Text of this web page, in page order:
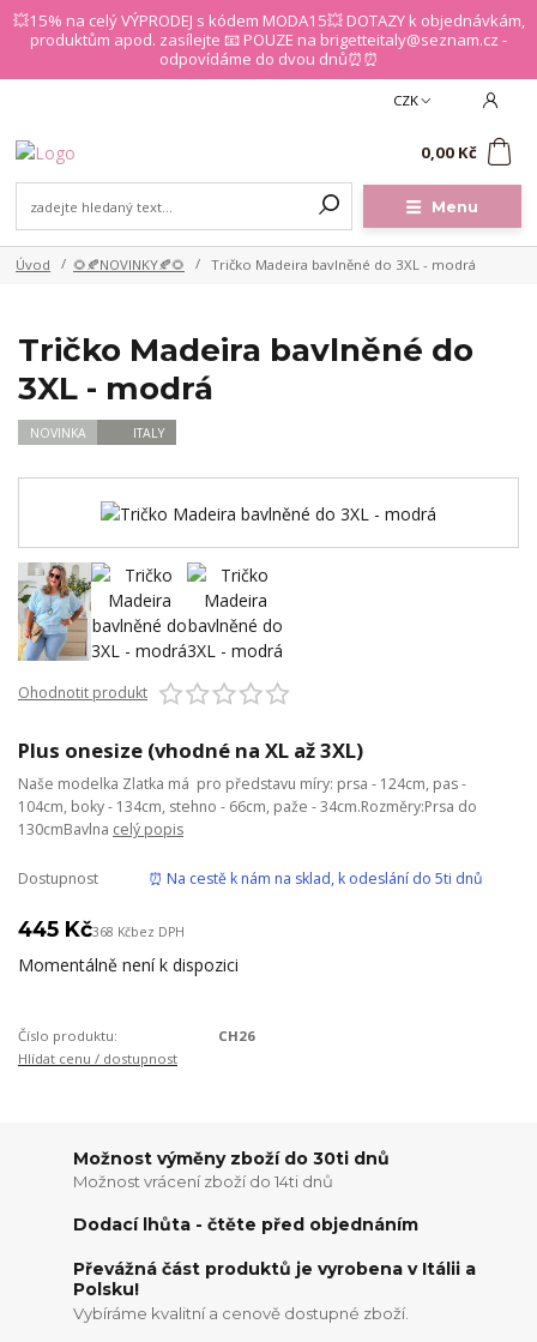
💥15% na celý VÝPRODEJ s kódem MODA15💥 DOTAZY k objednávkám,
produktům apod. zasílejte 📧 POUZE na brigetteitaly@seznam.cz -
odpovídáme do dvou dnů⏰⏰
Menu
CZK
0,00 Kč
Úvod 🌻🍂NOVINKY🍂🌻 Tričko Madeira bavlněné do 3XL - modrá
Tričko Madeira bavlněné do
3XL - modrá
NOVINKA ITALY
Ohodnotit produkt
Plus onesize (vhodné na XL až 3XL)
Naše modelka Zlatka má pro představu míry: prsa - 124cm, pas -
104cm, boky - 134cm, stehno - 66cm, paže - 34cm.Rozměry:Prsa do
130cmBavlna celý popis
Dostupnost ⏰ Na cestě k nám na sklad, k odeslání do 5ti dnů
445 Kč368 Kčbez DPH
Momentálně není k dispozici
Číslo produktu:
CH26
Hlídat cenu / dostupnost
Možnost výměny zboží do 30ti dnů
Možnost vrácení zboží do 14ti dnů
Dodací lhůta - čtěte před objednáním
Převážná část produktů je vyrobena v Itálii a
Polsku!
Vybíráme kvalitní a cenově dostupné zboží.